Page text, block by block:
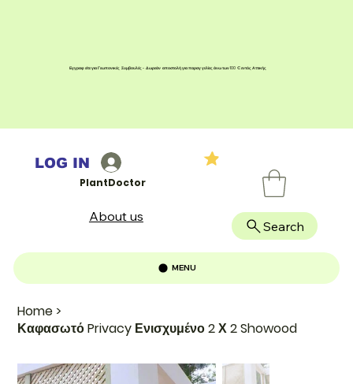
Home >
Καφασωτό Privacy Ενισχυμένο 2 Χ 2 Showood
Εγγραφείτε για Γεωπονικές Συμβουλές - Δωρεάν αποστολή για παραγγελίες άνω των 100 € εντός Αττικής
PlantDoctor
Search
MENU
LOG IN
About us